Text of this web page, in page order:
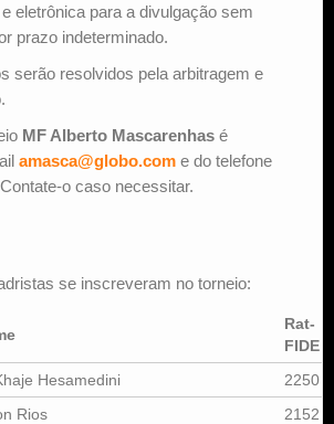
eletrônica para a divulgação sem
prazo indeterminado.
serão resolvidos pela arbitragem e
MF Alberto Mascarenhas é
amasca@globo.com e do telefone
o caso necessitar.
se inscreveram no torneio:
Rat-
FIDE
Hesamedini
2250
Rios
2152